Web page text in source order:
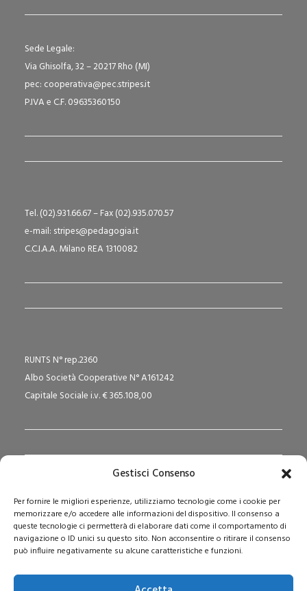
Gestisci Consenso
Per fornire le migliori esperienze, utilizziamo tecnologie come i cookie per
memorizzare e/o accedere alle informazioni del dispositivo. Il consenso a
queste tecnologie ci permetterà di elaborare dati come il comportamento di
navigazione o ID unici su questo sito. Non acconsentire o ritirare il consenso
può influire negativamente su alcune caratteristiche e funzioni.
Sede Legale:
Via Ghisolfa, 32 – 20217 Rho (MI)
pec: cooperativa@pec.stripes.it
P.IVA e C.F. 09635360150
Tel. (02).931.66.67 – Fax (02).935.070.57
e-mail: stripes@pedagogia.it
C.C.I.A.A. Milano REA 1310082
RUNTS N° rep.2360
Albo Società Cooperative N° A161242
Capitale Sociale i.v. € 365.108,00
Via San Domenico Savio, 6 – 20017 Rho (MI)
Reg. Tribunale: n. 187 del 29/03/97 | ISSN: 1593-2259
Web:www.pedagogia.it